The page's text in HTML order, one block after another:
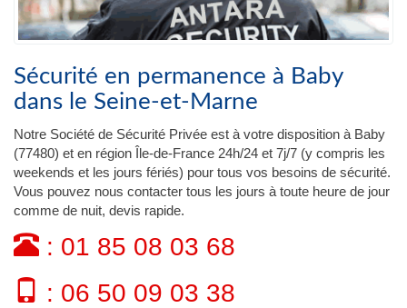
Sécurité en permanence à Baby
dans le Seine-et-Marne
Notre Société de Sécurité Privée est à votre disposition à Baby
(77480) et en région Île-de-France 24h/24 et 7j/7 (y compris les
weekends et les jours fériés) pour tous vos besoins de sécurité.
Vous pouvez nous contacter tous les jours à toute heure de jour
comme de nuit, devis rapide.
: 01 85 08 03 68
: 06 50 09 03 38